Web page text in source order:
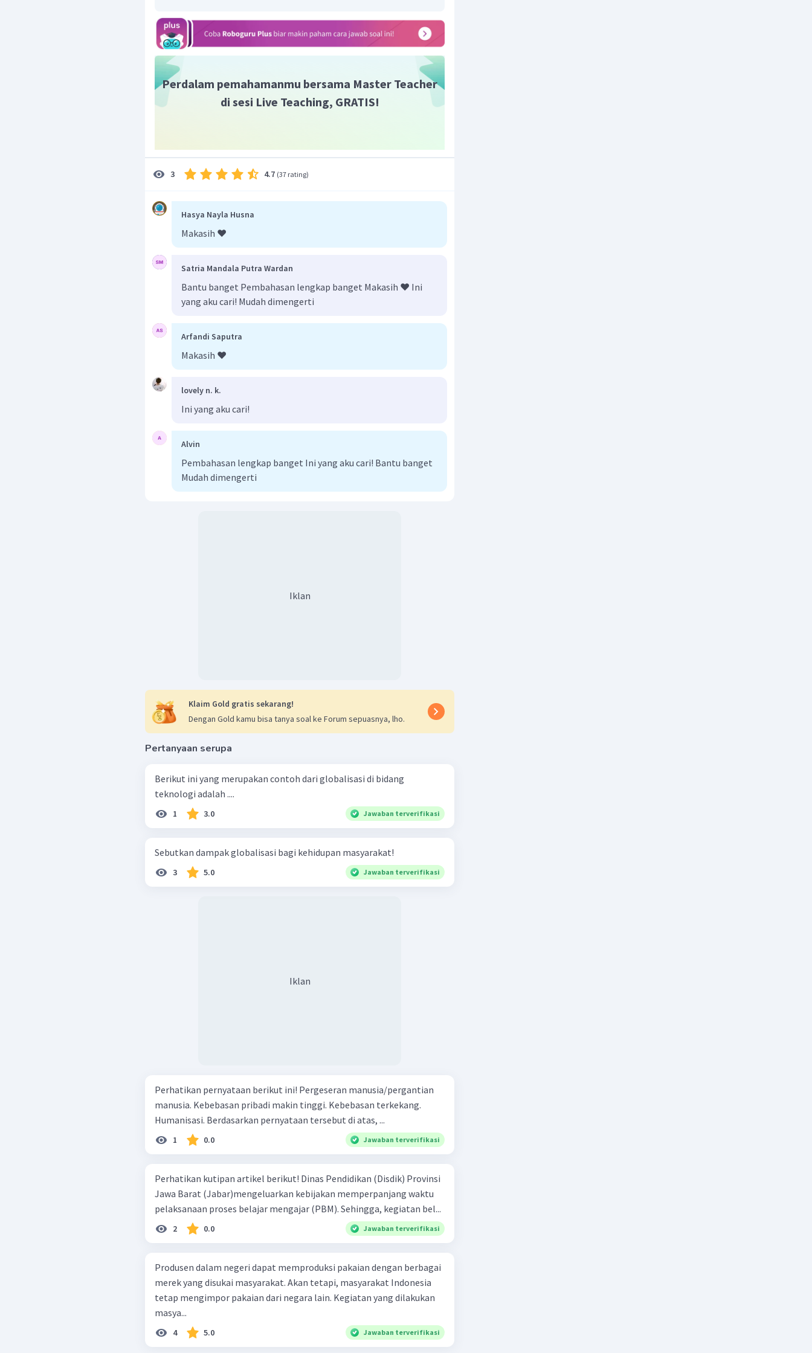
Perdalam pemahamanmu bersama Master Teacher
di sesi Live Teaching, GRATIS!
3 4.7 (37 rating)
Hasya Nayla Husna
Makasih ❤️
Satria Mandala Putra Wardan
Bantu banget Pembahasan lengkap banget Makasih ❤️ Ini
yang aku cari! Mudah dimengerti
Arfandi Saputra
Makasih ❤️
lovely n. k.
Ini yang aku cari!
Alvin
Pembahasan lengkap banget Ini yang aku cari! Bantu banget
Mudah dimengerti
Iklan
Klaim Gold gratis sekarang!
Dengan Gold kamu bisa tanya soal ke Forum sepuasnya, lho.
Pertanyaan serupa
Berikut ini yang merupakan contoh dari globalisasi di bidang
teknologi adalah ....
1 3.0 Jawaban terverifikasi
Sebutkan dampak globalisasi bagi kehidupan masyarakat!
3 5.0 Jawaban terverifikasi
Iklan
Perhatikan pernyataan berikut ini! Pergeseran manusia/pergantian
manusia. Kebebasan pribadi makin tinggi. Kebebasan terkekang.
Humanisasi. Berdasarkan pernyataan tersebut di atas, ...
1 0.0 Jawaban terverifikasi
Perhatikan kutipan artikel berikut! Dinas Pendidikan (Disdik) Provinsi
Jawa Barat (Jabar)mengeluarkan kebijakan memperpanjang waktu
pelaksanaan proses belajar mengajar (PBM). Sehingga, kegiatan bel...
2 0.0 Jawaban terverifikasi
Produsen dalam negeri dapat memproduksi pakaian dengan berbagai
merek yang disukai masyarakat. Akan tetapi, masyarakat Indonesia
tetap mengimpor pakaian dari negara lain. Kegiatan yang dilakukan
masya...
4 5.0 Jawaban terverifikasi